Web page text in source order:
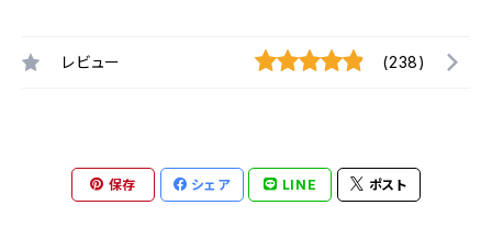
レビュー (238)
保存 シェア LINE ポスト